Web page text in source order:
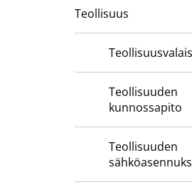
Teollisuus
Teollisuuden
kunnossapito
Teollisuuden